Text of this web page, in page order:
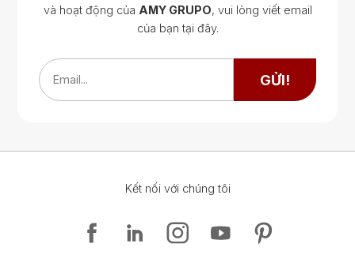
và hoạt động của AMY GRUPO, vui lòng viết email
của bạn tại đây.
Email... GỬI!
Kết nối với chúng tôi